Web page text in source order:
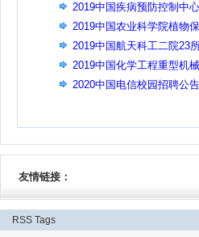
2019中国疾病预防控制中
2019中国农业科学院植物
2019中国航天科工二院23
2019中国化学工程重型机
2020中国电信校园招聘公告
友情链接：
RSS Tags